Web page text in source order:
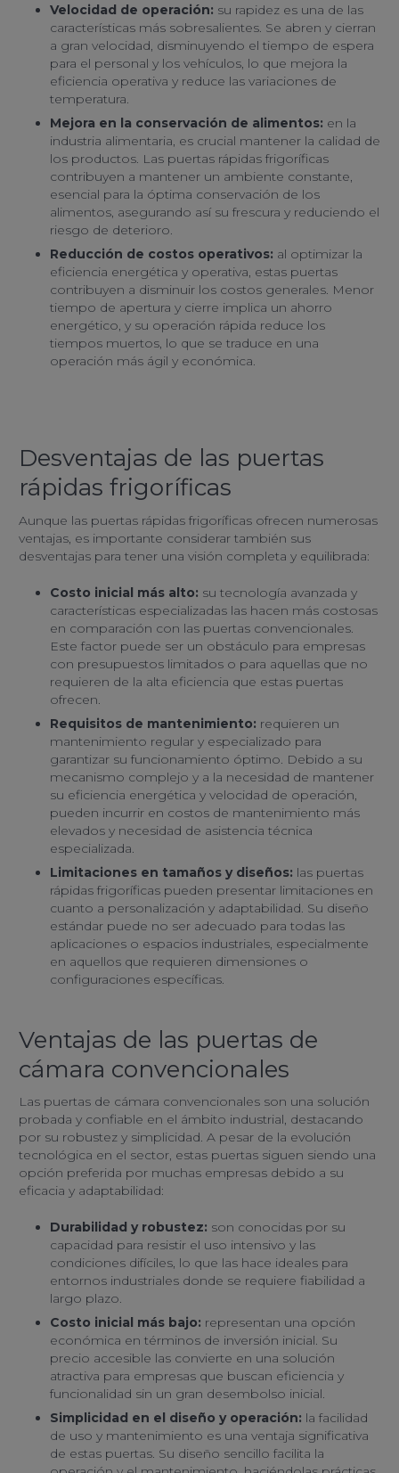
Velocidad de operación: su rapidez es una de las
características más sobresalientes. Se abren y cierran
a gran velocidad, disminuyendo el tiempo de espera
para el personal y los vehículos, lo que mejora la
eficiencia operativa y reduce las variaciones de
temperatura.
Mejora en la conservación de alimentos: en la
industria alimentaria, es crucial mantener la calidad de
los productos. Las puertas rápidas frigoríficas
contribuyen a mantener un ambiente constante,
esencial para la óptima conservación de los
alimentos, asegurando así su frescura y reduciendo el
riesgo de deterioro.
Reducción de costos operativos: al optimizar la
eficiencia energética y operativa, estas puertas
contribuyen a disminuir los costos generales. Menor
tiempo de apertura y cierre implica un ahorro
energético, y su operación rápida reduce los
tiempos muertos, lo que se traduce en una
operación más ágil y económica.
Desventajas de las puertas
rápidas frigoríficas
Aunque las puertas rápidas frigoríficas ofrecen numerosas
ventajas, es importante considerar también sus
desventajas para tener una visión completa y equilibrada:
Costo inicial más alto: su tecnología avanzada y
características especializadas las hacen más costosas
en comparación con las puertas convencionales.
Este factor puede ser un obstáculo para empresas
con presupuestos limitados o para aquellas que no
requieren de la alta eficiencia que estas puertas
ofrecen.
Requisitos de mantenimiento: requieren un
mantenimiento regular y especializado para
garantizar su funcionamiento óptimo. Debido a su
mecanismo complejo y a la necesidad de mantener
su eficiencia energética y velocidad de operación,
pueden incurrir en costos de mantenimiento más
elevados y necesidad de asistencia técnica
especializada.
Limitaciones en tamaños y diseños: las puertas
rápidas frigoríficas pueden presentar limitaciones en
cuanto a personalización y adaptabilidad. Su diseño
estándar puede no ser adecuado para todas las
aplicaciones o espacios industriales, especialmente
en aquellos que requieren dimensiones o
configuraciones específicas.
Ventajas de las puertas de
cámara convencionales
Las puertas de cámara convencionales son una solución
probada y confiable en el ámbito industrial, destacando
por su robustez y simplicidad. A pesar de la evolución
tecnológica en el sector, estas puertas siguen siendo una
opción preferida por muchas empresas debido a su
eficacia y adaptabilidad:
Durabilidad y robustez: son conocidas por su
capacidad para resistir el uso intensivo y las
condiciones difíciles, lo que las hace ideales para
entornos industriales donde se requiere fiabilidad a
largo plazo.
Costo inicial más bajo: representan una opción
económica en términos de inversión inicial. Su
precio accesible las convierte en una solución
atractiva para empresas que buscan eficiencia y
funcionalidad sin un gran desembolso inicial.
Simplicidad en el diseño y operación: la facilidad
de uso y mantenimiento es una ventaja significativa
de estas puertas. Su diseño sencillo facilita la